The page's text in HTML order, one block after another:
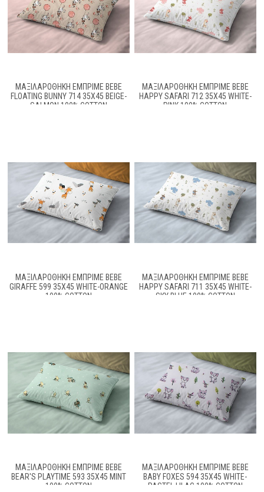
ΜΑΞΙΛΑΡΟΘΉΚΗ ΕΜΠΡΙΜΈ BEBE
FLOATING BUNNY 714 35X45 BEIGE-
SALMON 100% COTTON
ΜΑΞΙΛΑΡΟΘΉΚΗ ΕΜΠΡΙΜΈ BEBE
HAPPY SAFARI 712 35X45 WHITE-
PINK 100% COTTON
ΜΑΞΙΛΑΡΟΘΉΚΗ ΕΜΠΡΙΜΈ BEBE
GIRAFFE 599 35X45 WHITE-ORANGE
100% COTTON
ΜΑΞΙΛΑΡΟΘΉΚΗ ΕΜΠΡΙΜΈ BEBE
HAPPY SAFARI 711 35X45 WHITE-
SKY BLUE 100% COTTON
ΜΑΞΙΛΑΡΟΘΉΚΗ ΕΜΠΡΙΜΈ BEBE
BEAR'S PLAYTIME 593 35X45 MINT
100% COTTON
ΜΑΞΙΛΑΡΟΘΉΚΗ ΕΜΠΡΙΜΈ BEBE
BABY FOXES 594 35X45 WHITE-
PASTEL LILAC 100% COTTON